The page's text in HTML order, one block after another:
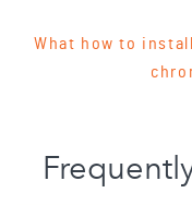
What how to